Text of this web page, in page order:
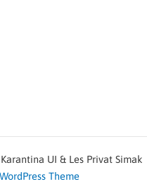
UI & Les Privat Simak
Theme